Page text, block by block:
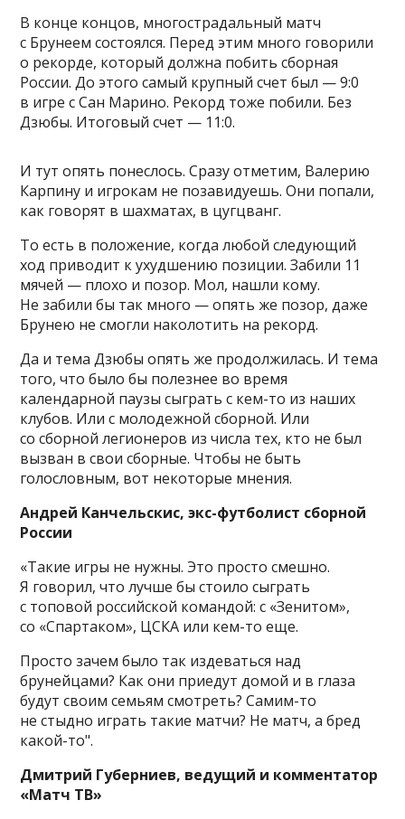
В конце концов, многострадальный матч
с Брунеем состоялся. Перед этим много говорили
о рекорде, который должна побить сборная
России. До этого самый крупный счет был — 9:0
в игре с Сан Марино. Рекорд тоже побили. Без
Дзюбы. Итоговый счет — 11:0.
И тут опять понеслось. Сразу отметим, Валерию
Карпину и игрокам не позавидуешь. Они попали,
как говорят в шахматах, в цугцванг.
То есть в положение, когда любой следующий
ход приводит к ухудшению позиции. Забили 11
мячей — плохо и позор. Мол, нашли кому.
Не забили бы так много — опять же позор, даже
Брунею не смогли наколотить на рекорд.
Да и тема Дзюбы опять же продолжилась. И тема
того, что было бы полезнее во время
календарной паузы сыграть с кем-то из наших
клубов. Или с молодежной сборной. Или
со сборной легионеров из числа тех, кто не был
вызван в свои сборные. Чтобы не быть
голословным, вот некоторые мнения.
Андрей Канчельскис, экс-футболист сборной
России
«Такие игры не нужны. Это просто смешно.
Я говорил, что лучше бы стоило сыграть
с топовой российской командой: с «Зенитом»,
со «Спартаком», ЦСКА или кем-то еще.
Просто зачем было так издеваться над
брунейцами? Как они приедут домой и в глаза
будут своим семьям смотреть? Самим-то
не стыдно играть такие матчи? Не матч, а бред
какой-то".
Дмитрий Губерниев, ведущий и комментатор
«Матч ТВ»